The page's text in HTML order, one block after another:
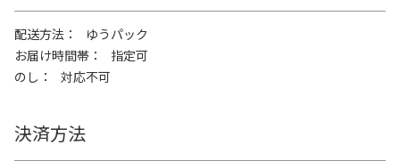
配送方法
ゆうパック
お届け時間帯
指定可
のし
対応不可
決済方法